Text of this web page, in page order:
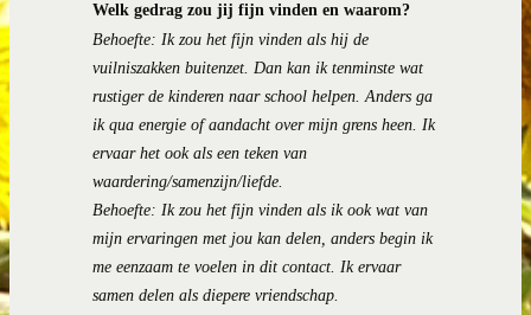
Welk gedrag zou jij fijn vinden en waarom?
Behoefte: Ik zou het fijn vinden als hij de
vuilniszakken buitenzet. Dan kan ik tenminste wat
rustiger de kinderen naar school helpen. Anders ga
ik qua energie of aandacht over mijn grens heen. Ik
ervaar het ook als een teken van
waardering/samenzijn/liefde.
Behoefte: Ik zou het fijn vinden als ik ook wat van
mijn ervaringen met jou kan delen, anders begin ik
me eenzaam te voelen in dit contact. Ik ervaar
samen delen als diepere vriendschap.